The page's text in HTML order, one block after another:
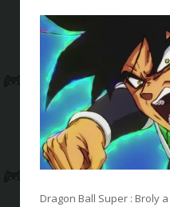
Dragon Ball Super : Broly